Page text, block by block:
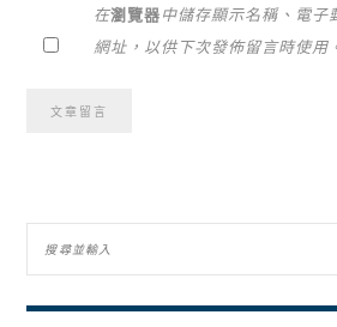
在瀏覽器中儲存顯示名稱、電子
網址，以供下次發佈留言時使用